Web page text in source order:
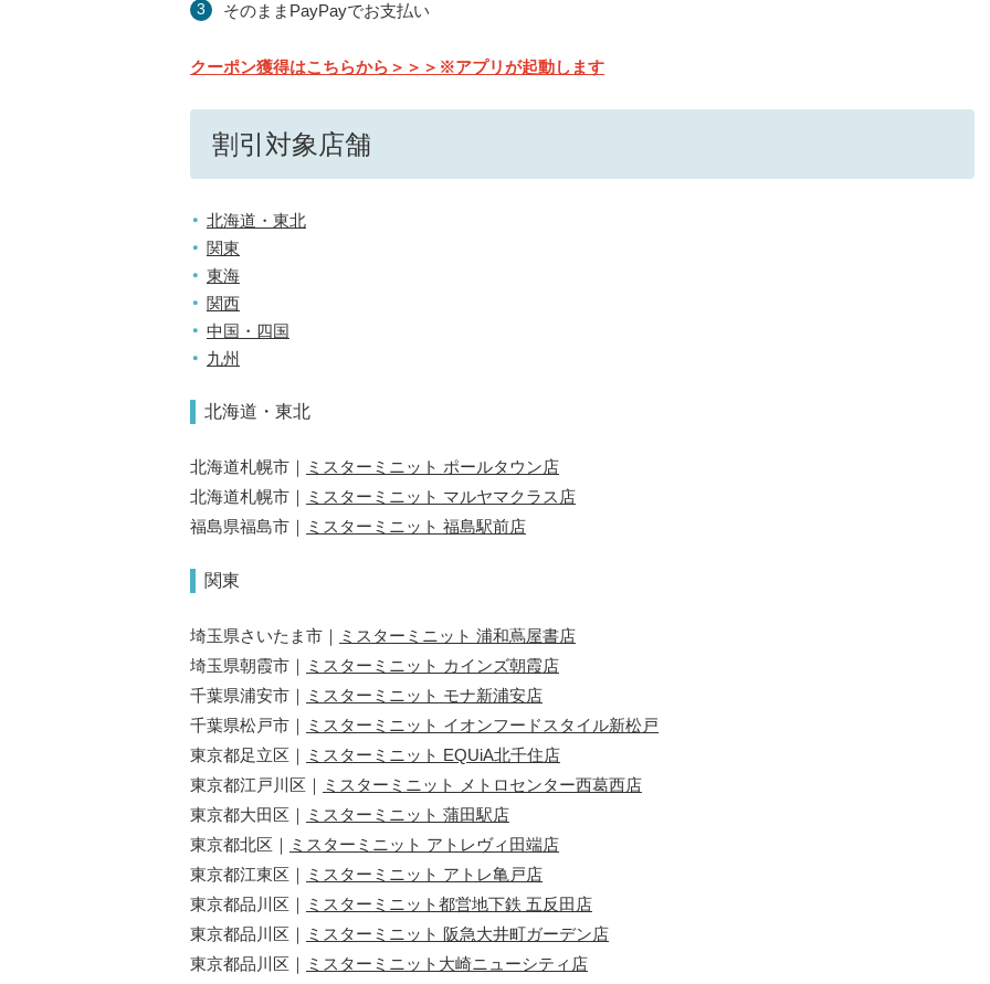
そのままPayPayでお支払い
クーポン獲得はこちらから＞＞＞※アプリが起動します
割引対象店舗
北海道・東北
関東
東海
関西
中国・四国
九州
北海道・東北
北海道札幌市｜ ミスターミニット ポールタウン店
北海道札幌市｜ ミスターミニット マルヤマクラス店
福島県福島市｜ ミスターミニット 福島駅前店
関東
埼玉県さいたま市｜ ミスターミニット 浦和蔦屋書店
埼玉県朝霞市｜ ミスターミニット カインズ朝霞店
千葉県浦安市｜ ミスターミニット モナ新浦安店
千葉県松戸市｜ ミスターミニット イオンフードスタイル新松戸
東京都足立区｜ ミスターミニット EQUiA北千住店
東京都江戸川区｜ ミスターミニット メトロセンター西葛西店
東京都大田区｜ ミスターミニット 蒲田駅店
東京都北区｜ ミスターミニット アトレヴィ田端店
東京都江東区｜ ミスターミニット アトレ亀戸店
東京都品川区｜ ミスターミニット都営地下鉄 五反田店
東京都品川区｜ ミスターミニット 阪急大井町ガーデン店
東京都品川区｜ ミスターミニット大崎ニューシティ店